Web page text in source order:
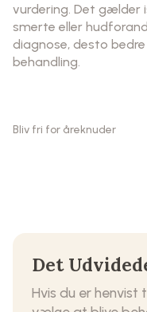
vurdering. Det gælder
smerte eller
diagnose, desto
behandling.
Bliv fri for åreknuder
Det
Hvis du er henvist